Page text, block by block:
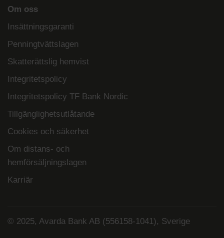
Om oss
Insättningsgaranti
Penningtvättslagen
Skatterättslig hemvist
Integritetspolicy
Integritetspolicy TF Bank Nordic
Tillgänglighetsutlåtande
Cookies och säkerhet
Om distans- och
hemförsäljningslagen
Karriär
© 2025, Avarda Bank AB (556158-1041), Sverige